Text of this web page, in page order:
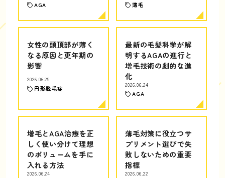
AGA 薄毛
女性の頭頂部が薄く
なる原因と更年期の
影響
2026.06.25
円形脱毛症
最新の毛髪科学が解
明するAGAの進行と
増毛技術の劇的な進
化
2026.06.24
AGA
増毛とAGA治療を正
しく使い分けて理想
のボリュームを手に
入れる方法
2026.06.24
薄毛対策に役立つサ
プリメント選びで失
敗しないための重要
指標
2026.06.22